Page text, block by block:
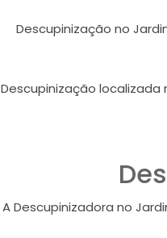
Descupinização no
Descupinização
A Descupinizadora no